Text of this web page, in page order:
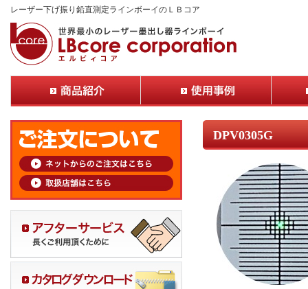
レーザー下げ振り鉛直測定ラインボーイのＬＢコア
DPV0305G